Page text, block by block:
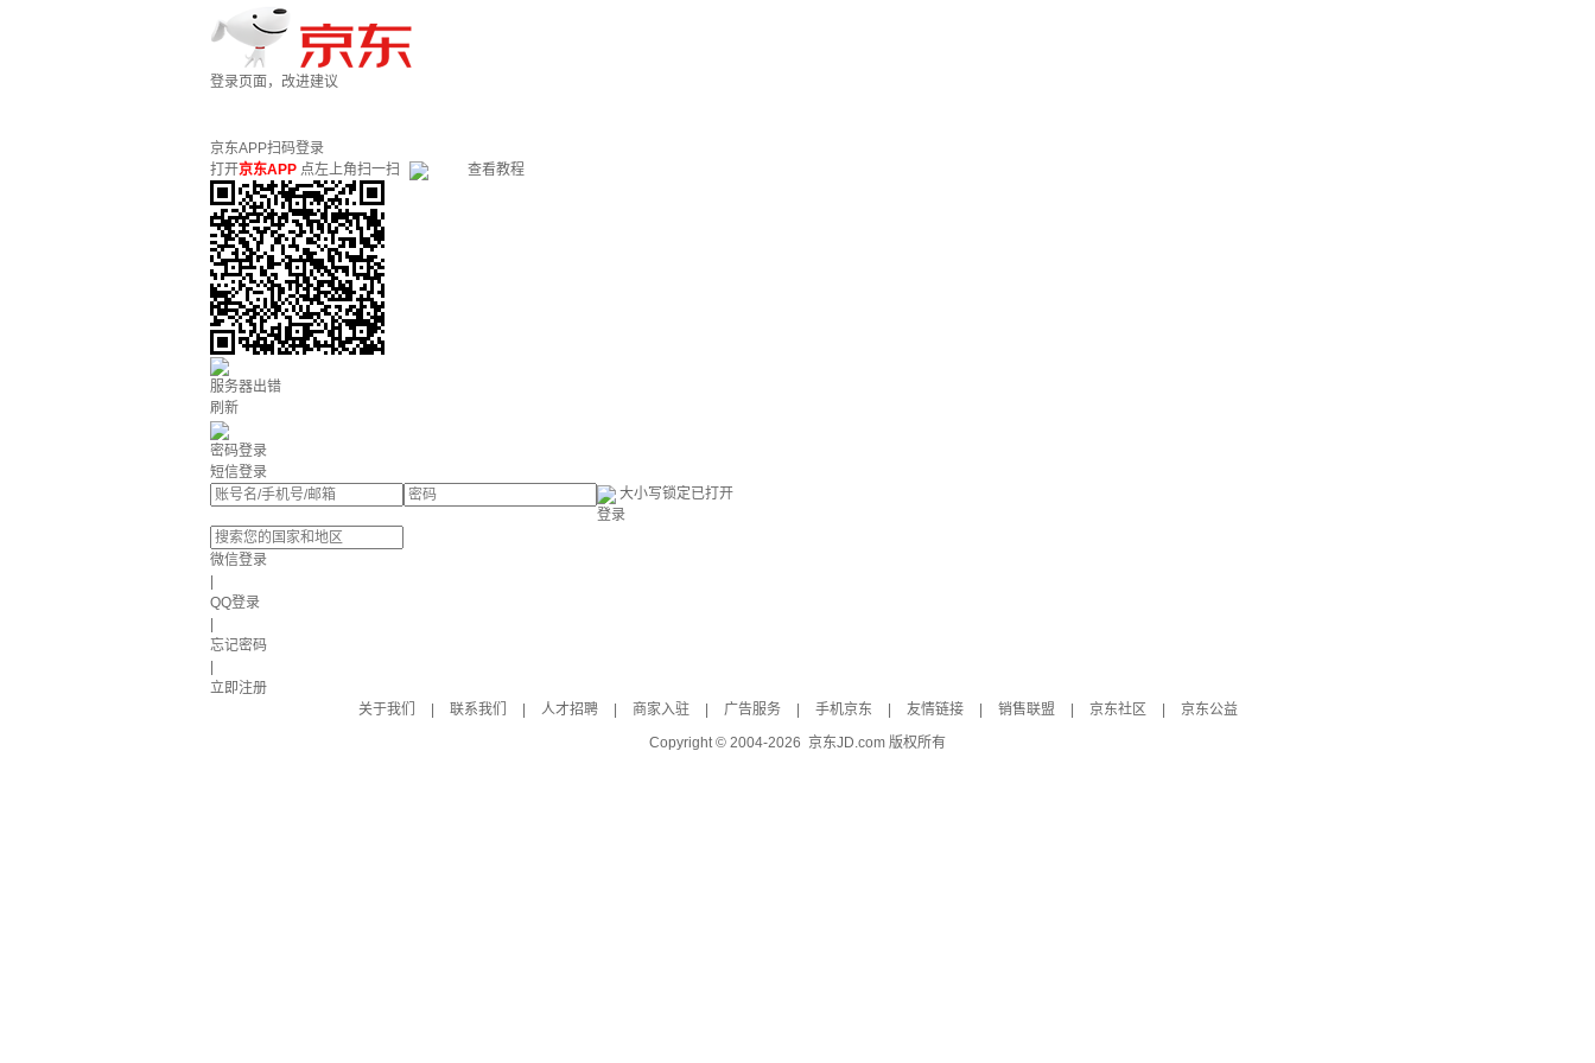
登录页面，改进建议
京东APP扫码登录
打开京东APP 点左上角扫一扫 查看教程
服务器出错
刷新
密码登录
短信登录
大小写锁定已打开
登录
微信登录
QQ登录
忘记密码
立即注册
关于我们
联系我们 人才招聘 商家入驻 广告服务 手机京东 友情链接 销售联盟 京东社区
京东公益
Copyright © 2004-2026 京东JD.com 版权所有